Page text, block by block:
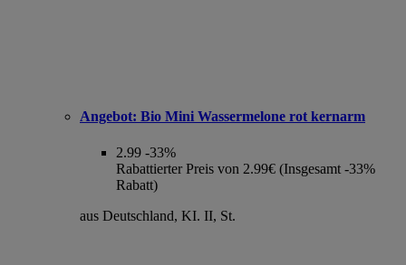
Angebot: Bio Mini Wassermelone rot kernarm
2.99 -33%
Rabattierter Preis von 2.99€ (Insgesamt -33%
Rabatt)
aus Deutschland, KI. II, St.